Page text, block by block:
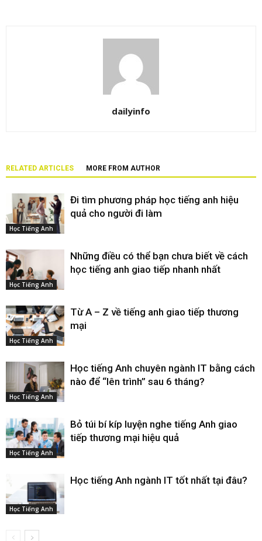
dailyinfo
RELATED ARTICLES MORE FROM AUTHOR
Học Tiếng Anh
Đi tìm phương pháp học tiếng anh hiệu
quả cho người đi làm
Học Tiếng Anh
Những điều có thể bạn chưa biết về cách
học tiếng anh giao tiếp nhanh nhất
Học Tiếng Anh
Từ A – Z về tiếng anh giao tiếp thương
mại
Học Tiếng Anh
Học tiếng Anh chuyên ngành IT bằng cách
nào để “lên trình” sau 6 tháng?
Học Tiếng Anh
Bỏ túi bí kíp luyện nghe tiếng Anh giao
tiếp thương mại hiệu quả
Học Tiếng Anh
Học tiếng Anh ngành IT tốt nhất tại đâu?